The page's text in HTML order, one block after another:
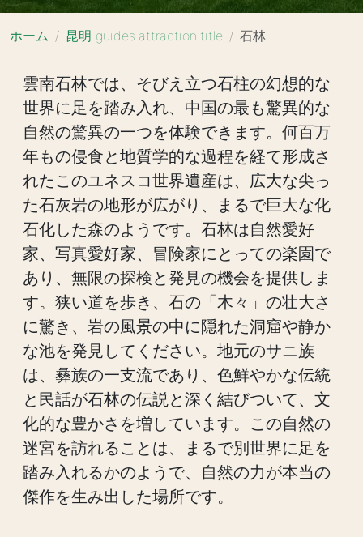
ホーム 昆明 guides.attraction.title 石林
雲南石林では、そびえ立つ石柱の幻想的な
世界に足を踏み入れ、中国の最も驚異的な
自然の驚異の一つを体験できます。何百万
年もの侵食と地質学的な過程を経て形成さ
れたこのユネスコ世界遺産は、広大な尖っ
た石灰岩の地形が広がり、まるで巨大な化
石化した森のようです。石林は自然愛好
家、写真愛好家、冒険家にとっての楽園で
あり、無限の探検と発見の機会を提供しま
す。狭い道を歩き、石の「木々」の壮大さ
に驚き、岩の風景の中に隠れた洞窟や静か
な池を発見してください。地元のサニ族
は、彝族の一支流であり、色鮮やかな伝統
と民話が石林の伝説と深く結びついて、文
化的な豊かさを増しています。この自然の
迷宮を訪れることは、まるで別世界に足を
踏み入れるかのようで、自然の力が本当の
傑作を生み出した場所です。